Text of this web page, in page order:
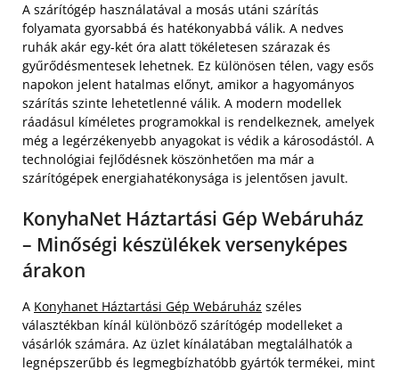
A szárítógép használatával a mosás utáni szárítás
folyamata gyorsabbá és hatékonyabbá válik. A nedves
ruhák akár egy-két óra alatt tökéletesen szárazak és
gyűrődésmentesek lehetnek. Ez különösen télen, vagy esős
napokon jelent hatalmas előnyt, amikor a hagyományos
szárítás szinte lehetetlenné válik. A modern modellek
ráadásul kíméletes programokkal is rendelkeznek, amelyek
még a legérzékenyebb anyagokat is védik a károsodástól. A
technológiai fejlődésnek köszönhetően ma már a
szárítógépek energiahatékonysága is jelentősen javult.
KonyhaNet Háztartási Gép Webáruház
– Minőségi készülékek versenyképes
árakon
A Konyhanet Háztartási Gép Webáruház széles
választékban kínál különböző szárítógép modelleket a
vásárlók számára. Az üzlet kínálatában megtalálhatók a
legnépszerűbb és legmegbízhatóbb gyártók termékei, mint